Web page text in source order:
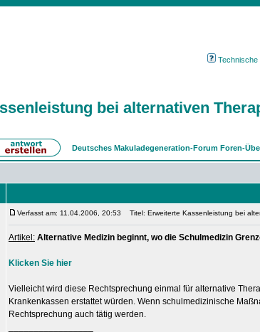
Technische
bei alternativen
Deutsches Makuladegeneration-Forum Foren-
Verfasst am: 11.04.2006, 20:53 Titel: Erweiterte Kassenleistung bei
Artikel: Alternative Medizin beginnt, wo die Schulmedizin
Klicken Sie hier
Vielleicht wird diese Rechtsprechung einmal für alternative
Krankenkassen erstattet würden. Wenn schulmedizinische
Rechtsprechung auch tätig werden.